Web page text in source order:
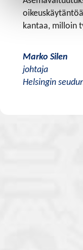
kantaa, milloin
Marko Silen
johtaja
Helsingin